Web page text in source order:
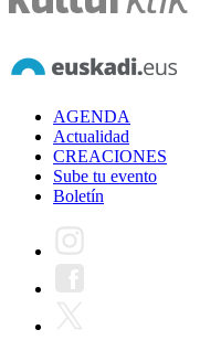
AGENDA
Actualidad
CREACIONES
Sube tu evento
Boletín